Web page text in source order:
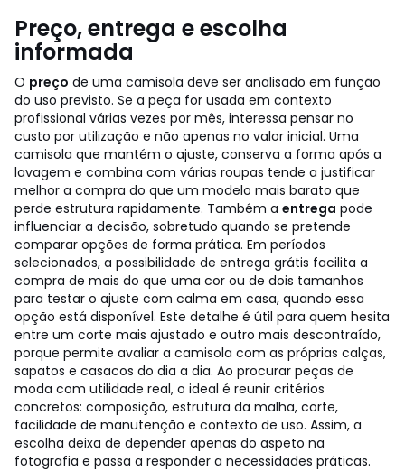
Preço, entrega e escolha
informada
O preço de uma camisola deve ser analisado em função
do uso previsto. Se a peça for usada em contexto
profissional várias vezes por mês, interessa pensar no
custo por utilização e não apenas no valor inicial. Uma
camisola que mantém o ajuste, conserva a forma após a
lavagem e combina com várias roupas tende a justificar
melhor a compra do que um modelo mais barato que
perde estrutura rapidamente. Também a entrega pode
influenciar a decisão, sobretudo quando se pretende
comparar opções de forma prática. Em períodos
selecionados, a possibilidade de entrega grátis facilita a
compra de mais do que uma cor ou de dois tamanhos
para testar o ajuste com calma em casa, quando essa
opção está disponível. Este detalhe é útil para quem hesita
entre um corte mais ajustado e outro mais descontraído,
porque permite avaliar a camisola com as próprias calças,
sapatos e casacos do dia a dia. Ao procurar peças de
moda com utilidade real, o ideal é reunir critérios
concretos: composição, estrutura da malha, corte,
facilidade de manutenção e contexto de uso. Assim, a
escolha deixa de depender apenas do aspeto na
fotografia e passa a responder a necessidades práticas.